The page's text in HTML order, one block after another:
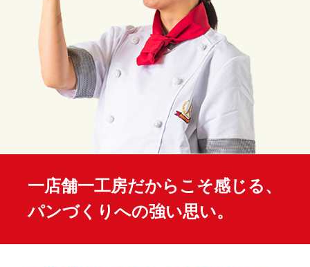
一店舗一工房だからこそ感じる、
パンづくりへの強い思い。